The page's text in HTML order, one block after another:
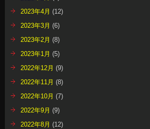
2023年4月 (12)
2023年3月 (6)
2023年2月 (8)
2023年1月 (5)
2022年12月 (9)
2022年11月 (8)
2022年10月 (7)
2022年9月 (9)
2022年8月 (12)